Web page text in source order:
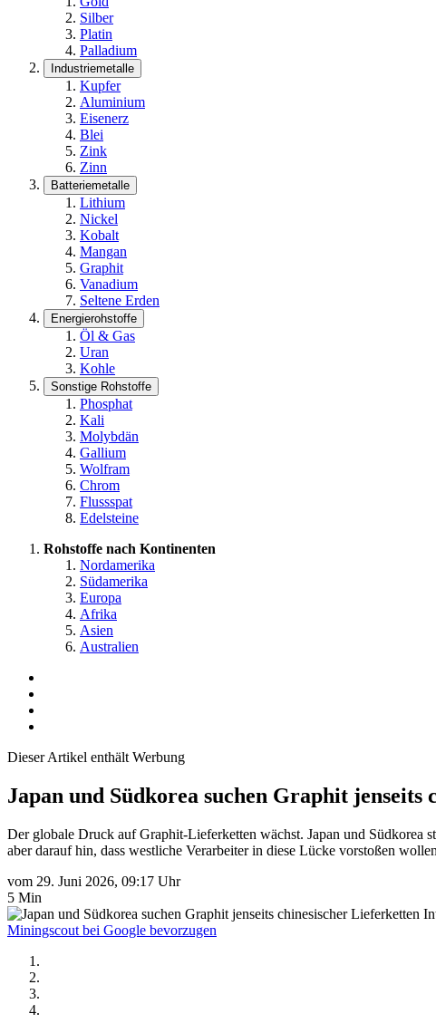
Silber
Platin
Palladium
Industriemetalle
Kupfer
Aluminium
Eisenerz
Blei
Zink
Zinn
Batteriemetalle
Lithium
Nickel
Kobalt
Mangan
Graphit
Vanadium
Seltene Erden
Energierohstoffe
Öl & Gas
Uran
Kohle
Sonstige Rohstoffe
Phosphat
Kali
Molybdän
Gallium
Wolfram
Chrom
Flussspat
Edelsteine
Rohstoffe nach Kontinenten
Nordamerika
Südamerika
Europa
Afrika
Asien
Australien
Dieser Artikel enthält Werbung
Japan und Südkorea suchen Graphit jenseits
Der globale Druck auf Graphit-Lieferketten wächst. Japan und Südkorea
aber darauf hin, dass westliche Verarbeiter in diese Lücke vorstoßen
vom 29. Juni 2026, 09:17 Uhr
5 Min
Miningscout bei Google bevorzugen